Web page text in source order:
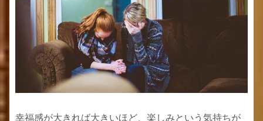
幸福感が大きれば大きいほど、楽しみという気持ちが